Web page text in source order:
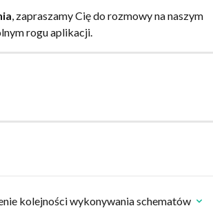
, zapraszamy Cię do rozmowy na naszym
rogu aplikacji.
kolejności wykonywania schematów